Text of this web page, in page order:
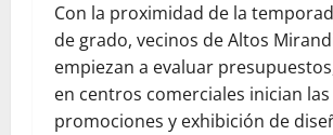
Con la proximidad de la
de grado, vecinos de Altos
empiezan a evaluar
en centros comerciales inician las
promociones y exhibición de